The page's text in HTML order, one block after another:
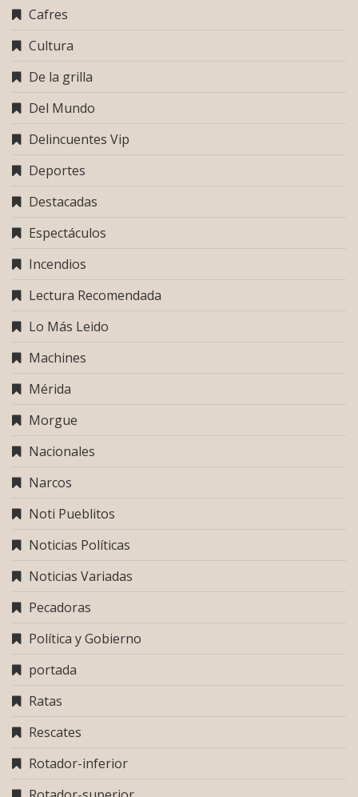
Cafres
Cultura
De la grilla
Del Mundo
Delincuentes Vip
Deportes
Destacadas
Espectáculos
Incendios
Lectura Recomendada
Lo Más Leido
Machines
Mérida
Morgue
Nacionales
Narcos
Noti Pueblitos
Noticias Políticas
Noticias Variadas
Pecadoras
Política y Gobierno
portada
Ratas
Rescates
Rotador-inferior